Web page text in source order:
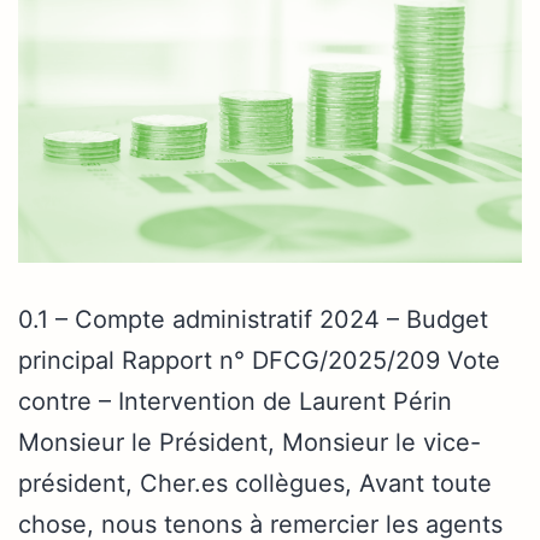
0.1 – Compte administratif 2024 – Budget
principal Rapport n° DFCG/2025/209 Vote
contre – Intervention de Laurent Périn
Monsieur le Président, Monsieur le vice-
président, Cher.es collègues, Avant toute
chose, nous tenons à remercier les agents